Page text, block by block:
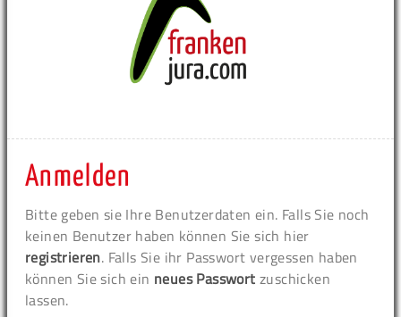
Anmelden
Bitte geben sie Ihre Benutzerdaten ein. Falls Sie noch
keinen Benutzer haben können Sie sich hier
registrieren. Falls Sie ihr Passwort vergessen haben
können Sie sich ein neues Passwort zuschicken
lassen.